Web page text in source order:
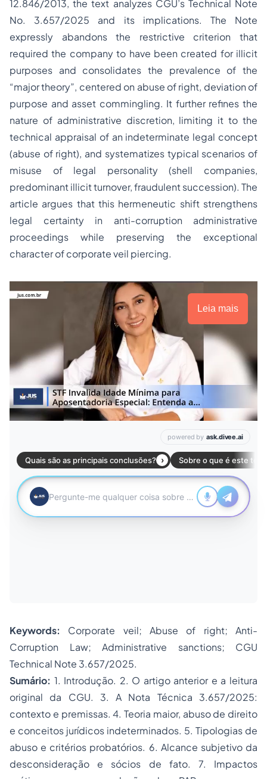
12.846/2013, the text analyzes CGU’s Technical Note
No. 3.657/2025 and its implications. The Note
expressly abandons the restrictive criterion that
required the company to have been created for illicit
purposes and consolidates the prevalence of the
“major theory”, centered on abuse of right, deviation of
purpose and asset commingling. It further refines the
nature of administrative discretion, limiting it to the
technical appraisal of an indeterminate legal concept
(abuse of right), and systematizes typical scenarios of
misuse of legal personality (shell companies,
predominant illicit turnover, fraudulent succession). The
article argues that this hermeneutic shift strengthens
legal certainty in anti-corruption administrative
proceedings while preserving the exceptional
character of corporate veil piercing.
Leia mais
Keywords: Corporate veil; Abuse of right; Anti-
Corruption Law; Administrative sanctions; CGU
Technical Note 3.657/2025.
Sumário: 1. Introdução. 2. O artigo anterior e a leitura
original da CGU. 3. A Nota Técnica 3.657/2025:
contexto e premissas. 4. Teoria maior, abuso de direito
e conceitos jurídicos indeterminados. 5. Tipologias de
abuso e critérios probatórios. 6. Alcance subjetivo da
desconsideração e sócios de fato. 7. Impactos